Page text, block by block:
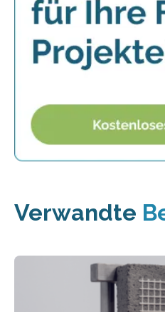
Verwandte